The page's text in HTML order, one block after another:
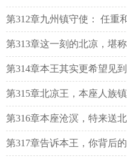
第312章九州镇守使： 任重
第313章这一刻的北凉，堪
第314章本王其实更希望见
第315章北凉王，本座人族
第316章本座沧溟，特来送
第317章告诉本王，你背后